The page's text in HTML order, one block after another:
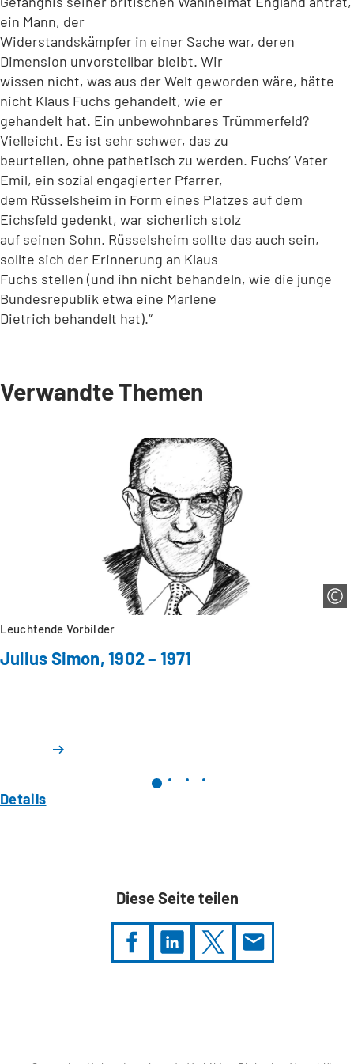
ein Mann, der
Widerstandskämpfer in einer Sache war, deren
Dimension unvorstellbar bleibt. Wir
wissen nicht, was aus der Welt geworden wäre, hätte
nicht Klaus Fuchs gehandelt, wie er
gehandelt hat. Ein unbewohnbares Trümmerfeld?
Vielleicht. Es ist sehr schwer, das zu
beurteilen, ohne pathetisch zu werden. Fuchs‘ Vater
Emil, ein sozial engagierter Pfarrer,
dem Rüsselsheim in Form eines Platzes auf dem
Eichsfeld gedenkt, war sicherlich stolz
auf seinen Sohn. Rüsselsheim sollte das auch sein,
sollte sich der Erinnerung an Klaus
Fuchs stellen (und ihn nicht behandeln, wie die junge
Bundesrepublik etwa eine Marlene
Dietrich behandelt hat).“
Verwandte Themen
Leuchtende Vorbilder
Julius Simon, 1902 – 1971
Details
Diese Seite teilen
hier: